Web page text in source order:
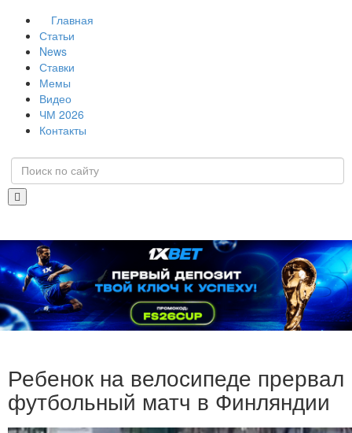
Главная
Статьи
News
Ставки
Мемы
Видео
ЧМ 2026
Контакты
Ребенок на велосипеде прервал
футбольный матч в Финляндии